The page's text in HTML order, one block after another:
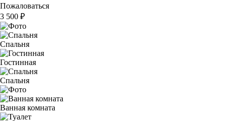
Пожаловаться
3 500 ₽
Спальня
Гостинная
Спальня
Ванная комната